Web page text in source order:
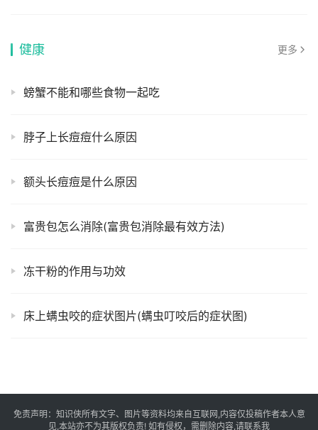
健康 更多
螃蟹不能和哪些食物一起吃
脖子上长痘痘什么原因
额头长痘痘是什么原因
富贵包怎么消除(富贵包消除最有效方法)
冻干粉的作用与功效
床上螨虫咬的症状图片(螨虫叮咬后的症状图)
免责声明：知识侠所有文字、图片等资料均来自互联网,内容仅投稿作者本人意
见,本站亦不为其版权负责! 如有侵权，需删除内容,请联系我